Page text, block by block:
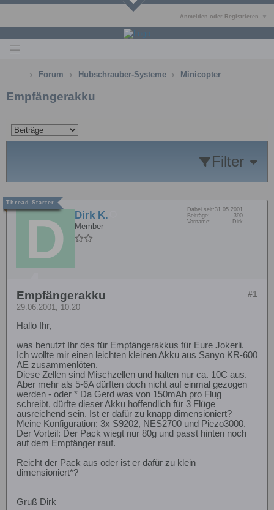
Anmelden oder Registrieren
Forum Hubschrauber-Systeme Minicopter
Empfängerakku
Filter
Dirk K.
Member
Dabei seit:31.05.2001
Beiträge:
390
Vorname:
Dirk
#1
Empfängerakku
29.06.2001, 10:20
Hallo Ihr,
was benutzt Ihr des für Empfängerakkus für Eure Jokerli.
Ich wollte mir einen leichten kleinen Akku aus Sanyo KR-600
AE zusammenlöten.
Diese Zellen sind Mischzellen und halten nur ca. 10C aus.
Aber mehr als 5-6A dürften doch nicht auf einmal gezogen
werden - oder * Da Gerd was von 150mAh pro Flug
schreibt, dürfte dieser Akku hoffendlich für 3 Flüge
ausreichend sein. Ist er dafür zu knapp dimensioniert?
Meine Konfiguration: 3x S9202, NES2700 und Piezo3000.
Der Vorteil: Der Pack wiegt nur 80g und passt hinten noch
auf dem Empfänger rauf.
Reicht der Pack aus oder ist er dafür zu klein
dimensioniert*?
Gruß Dirk